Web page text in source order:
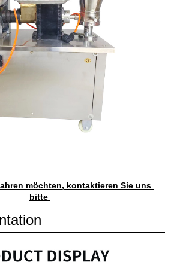
möchten, kontaktieren Sie uns
bitte